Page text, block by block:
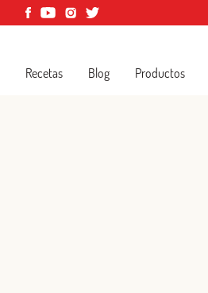
Recetas Blog Productos